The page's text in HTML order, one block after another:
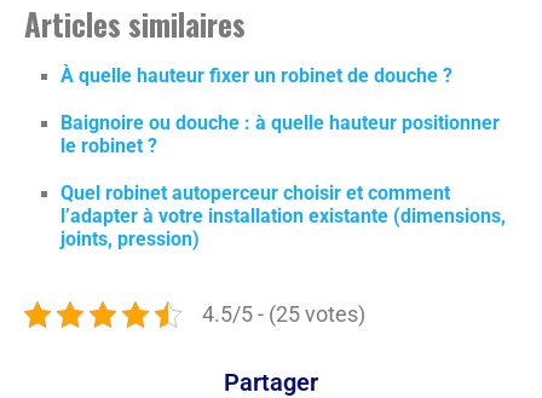
Articles similaires
À quelle hauteur fixer un robinet de douche ?
Baignoire ou douche : à quelle hauteur positionner
le robinet ?
Quel robinet autoperceur choisir et comment
l’adapter à votre installation existante (dimensions,
joints, pression)
4.5/5 - (25 votes)
Partager